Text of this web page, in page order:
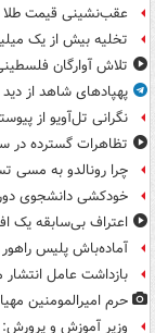
عقب‌نشینی قیمت طلا
تخلیه بیش از یک
تلاش آوارگان
پهپادهای شاهد از
نگرانی تل‌آویو از
تظاهرات گسترده در
چرا رونالدو به مسی
خودکشی دانشجوی
اعتراف بی‌سابقه یک
آماده‌باش پلیس
بازداشت عامل انتشار
حرم امیرالمومنین
وزیر آموزش و پرورش: ۶ هزار فضای ورزشی در مدارس ایجاد شد